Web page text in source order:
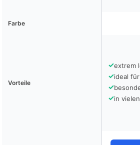
Farbe
Vorteile
✓extrem
✓ideal
✓
✓in